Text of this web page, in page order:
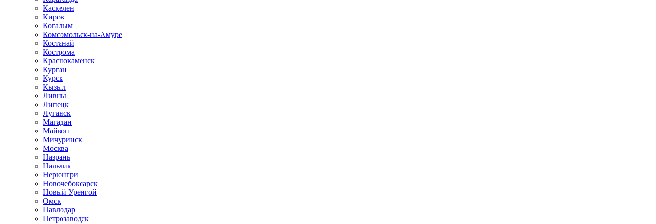
Каскелен
Киров
Когалым
Комсомольск-на-Амуре
Костанай
Кострома
Краснокаменск
Курган
Курск
Кызыл
Ливны
Липецк
Луганск
Магадан
Майкоп
Мичуринск
Москва
Назрань
Нальчик
Нерюнгри
Новочебоксарск
Новый Уренгой
Омск
Павлодар
Петрозаводск